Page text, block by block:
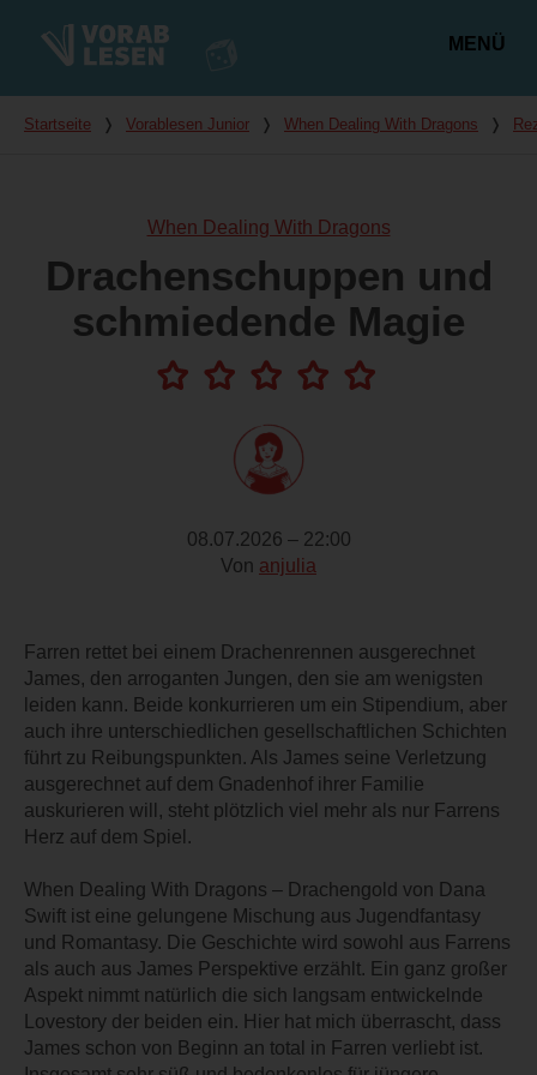
MENÜ
Du bist hier
Startseite ❭ Vorablesen Junior ❭ When Dealing With Dragons ❭
When Dealing With Dragons
Drachenschuppen und
schmiedende Magie
08.07.2026 – 22:00
Von anjulia
Farren rettet bei einem Drachenrennen ausgerechnet
James, den arroganten Jungen, den sie am wenigsten
leiden kann. Beide konkurrieren um ein Stipendium, aber
auch ihre unterschiedlichen gesellschaftlichen Schichten
führt zu Reibungspunkten. Als James seine Verletzung
ausgerechnet auf dem Gnadenhof ihrer Familie
auskurieren will, steht plötzlich viel mehr als nur Farrens
Herz auf dem Spiel.
When Dealing With Dragons – Drachengold von Dana
Swift ist eine gelungene Mischung aus Jugendfantasy
und Romantasy. Die Geschichte wird sowohl aus Farrens
als auch aus James Perspektive erzählt. Ein ganz großer
Aspekt nimmt natürlich die sich langsam entwickelnde
Lovestory der beiden ein. Hier hat mich überrascht, dass
James schon von Beginn an total in Farren verliebt ist.